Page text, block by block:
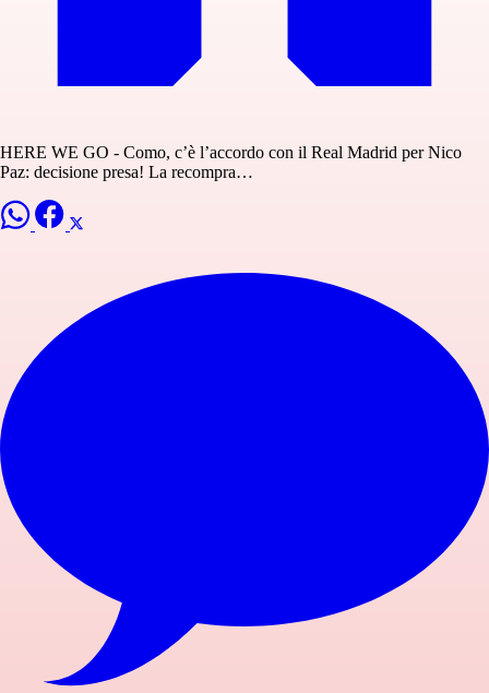
HERE WE GO - Como, c’è l’accordo con il Real Madrid per Nico
Paz: decisione presa! La recompra…